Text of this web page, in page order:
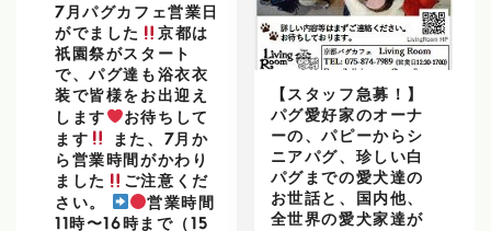
7月パグカフェ営業日
がでました
京都は
祇園祭がスタート
で、パグ達も浴衣衣
装で皆様をお出迎え
します
お待ちして
ます
また、7月か
ら営業時間がかわり
ました
ご注意くだ
さい。
営業時間
11時〜16時まで（15
【スタッフ急募！】
パグ愛好家のオーナ
ーの、パピーからシ
ニアパグ、珍しい白
パグまでの愛犬達の
お世話と、国内他、
全世界の愛犬家達が